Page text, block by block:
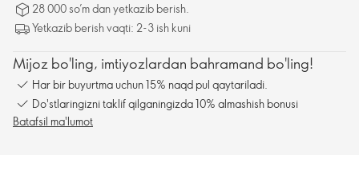
28 000 so’m dan yetkazib berish.
Yetkazib berish vaqti: 2-3 ish kuni
Mijoz bo'ling, imtiyozlardan bahramand bo'ling!
Har bir buyurtma uchun 15% naqd pul qaytariladi.
Do'stlaringizni taklif qilganingizda 10% almashish bonusi
Batafsil ma'lumot